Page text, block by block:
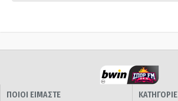
ΠΟΙΟΙ ΕΙΜΑΣΤΕ